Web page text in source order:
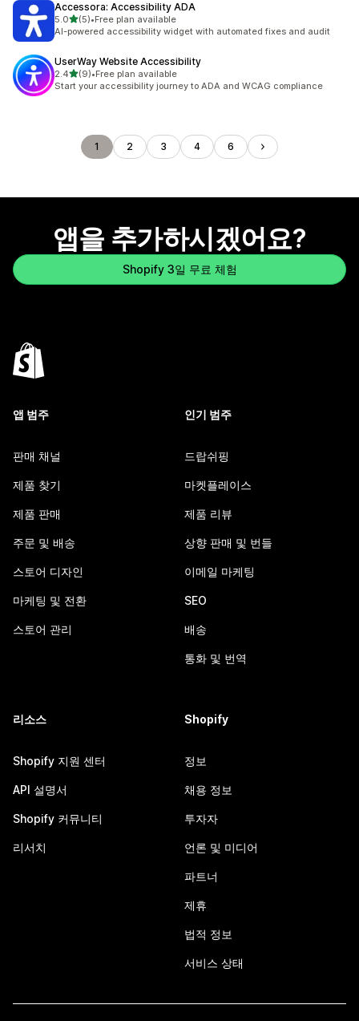
Accessora: Accessibility ADA
5.0별 5개 중
(5)
총 리뷰 5개
•Free plan available
AI-powered accessibility widget with automated fixes and audit
UserWay Website Accessibility
2.4별 5개 중
(9)
총 리뷰 9개
•Free plan available
Start your accessibility journey to ADA and WCAG compliance
1 2 3 4 6
앱을 추가하시겠어요?
Shopify 3일 무료 체험
앱 범주
판매 채널
제품 찾기
제품 판매
주문 및 배송
스토어 디자인
마케팅 및 전환
스토어 관리
인기 범주
드랍쉬핑
마켓플레이스
제품 리뷰
상향 판매 및 번들
이메일 마케팅
SEO
배송
통화 및 번역
리소스
Shopify 지원 센터
API 설명서
Shopify 커뮤니티
리서치
Shopify
정보
채용 정보
투자자
언론 및 미디어
파트너
제휴
법적 정보
서비스 상태